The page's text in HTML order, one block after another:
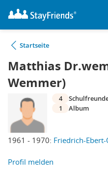
Startseite
Matthias
Wemmer)
1961 - 1970: Friedrich-
4
1
Album
Profil melden